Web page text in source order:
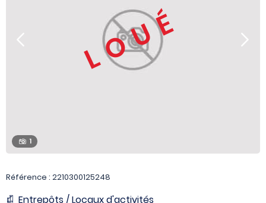
LOUÉ
1
Référence : 2210300125248
Entrepôts / Locaux d'activités